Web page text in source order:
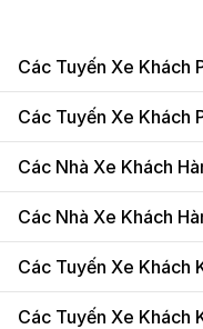
Các Tuyến Xe Khách
Các Tuyến Xe Khách
Các Nhà Xe Khách
Các Nhà Xe Khách
Các Tuyến Xe Khách
Các Tuyến Xe Khách